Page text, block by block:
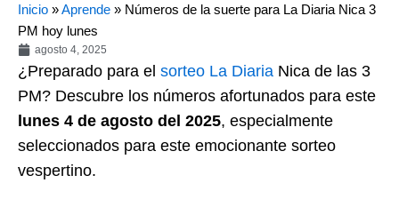
Inicio »Aprende » Números de la suerte para La Diaria Nica 3
PM hoy lunes
agosto 4, 2025
¿Preparado para el sorteo La Diaria Nica de las 3
PM? Descubre los números afortunados para este
lunes 4 de agosto del 2025, especialmente
seleccionados para este emocionante sorteo
vespertino.